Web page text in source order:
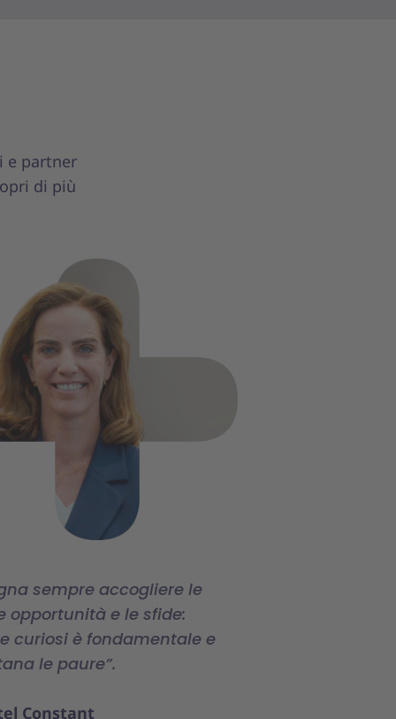
e partner
di più
sempre accogliere le
opportunità e le sfide:
curiosi è fondamentale e
le paure”.
Constant